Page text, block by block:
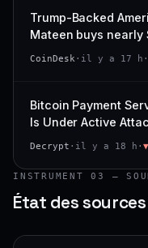
Trump-Backed
Mateen buys nearly
CoinDesk · il y a 17 h ·
Bitcoin Payment
Is Under Active
Decrypt · il y a 18 h ·
INSTRUMENT 03 —
État des sources